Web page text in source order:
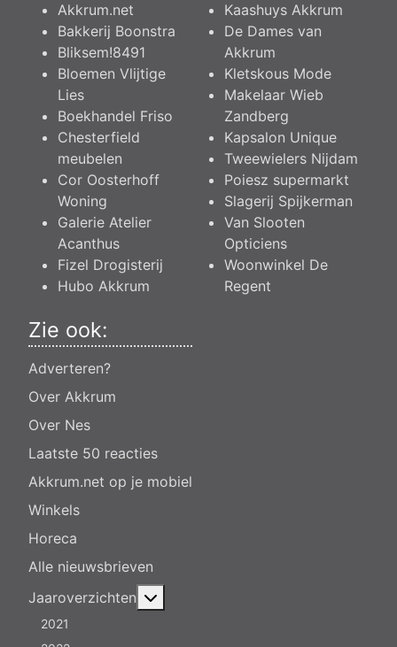
Akkrum.net
Bakkerij Boonstra
Bliksem!8491
Bloemen Vlijtige
Lies
Boekhandel Friso
Chesterfield
meubelen
Cor Oosterhoff
Woning
Galerie Atelier
Acanthus
Fizel Drogisterij
Hubo Akkrum
Kaashuys Akkrum
De Dames van
Akkrum
Kletskous Mode
Makelaar Wieb
Zandberg
Kapsalon Unique
Tweewielers Nijdam
Poiesz supermarkt
Slagerij Spijkerman
Van Slooten
Opticiens
Woonwinkel De
Regent
Zie ook:
Adverteren?
Over Akkrum
Over Nes
Laatste 50 reacties
Akkrum.net op je mobiel
Winkels
Horeca
Alle nieuwsbrieven
Jaaroverzichten
2021